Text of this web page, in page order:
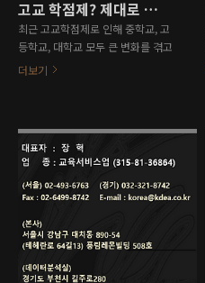
처는 아래와 같습니다. (서울 강남)
영업 및 사업부 서울시 강남구 대치
동 890-54(테헤란로 64길 1..
고교 학점제? 제대로 된 컨설팅을 진행해보자.
최근 고교학점제로 인해 중학교, 고
등학교, 대학교 모두 큰 변화를 겪고
있습니다. 한국빅데이터교육협회 내
설팅 고교학점제를 반영하여 일부
수업을 진행하는 대학이 늘어나고 있
으며, 지역 사회의 거점 대학들은 이
를 활용하여 우리 학교에 자원이 될
홍보에 이용하고 있습니다. 이를 위
한 구체적인 홍보 방안과 수업 진행
방안, 대학 홍보 방안에 대한 노하우
더보기